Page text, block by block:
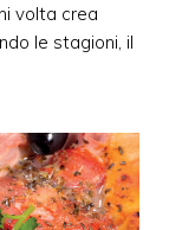
volta crea
le stagioni, il